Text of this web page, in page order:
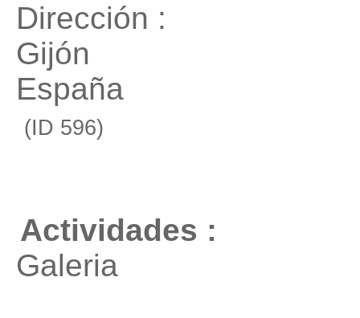
Dirección :
Gijón
España
(ID 596)
Actividades :
Galeria